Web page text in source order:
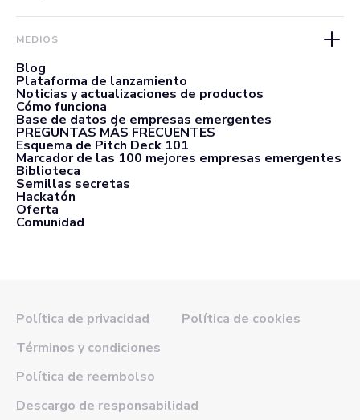
MEDIOS
Blog
Plataforma de lanzamiento
Noticias y actualizaciones de productos
Cómo funciona
Base de datos de empresas emergentes
PREGUNTAS MÁS FRECUENTES
Esquema de Pitch Deck 101
Marcador de las 100 mejores empresas emergentes
Biblioteca
Semillas secretas
Hackatón
Oferta
Comunidad
Política de privacidad
Política de cookies
Términos y condiciones
Política de reembolso
Descargo de responsabilidad